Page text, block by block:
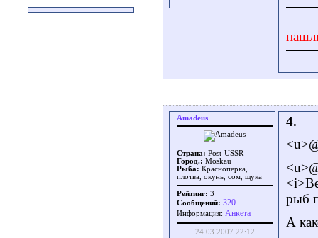
Amadeus
Страна: Post-USSR
Город.: Moskau
Рыба: Красноперка,
плотва, окунь, сом, щука
Рейтинг: 3
Сообщений: 320
Информация: Aнкета
24.03.2007 22:12
4.
рыб
А